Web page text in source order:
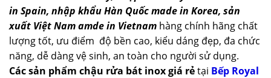
in Spain, nhập khẩu Hàn Quốc made in Korea, sản
xuất Việt Nam amde in Vietnam hàng chính hãng chất
lượng tốt, ưu điểm độ bền cao, kiểu dáng đẹp, đa chức
năng, dễ dàng vệ sinh, an toàn cho người sử dụng.
Các sản phẩm chậu rửa bát inox giá rẻtại Bếp Royal